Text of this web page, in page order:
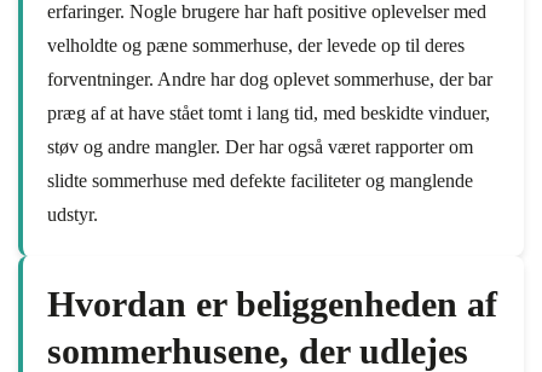
erfaringer. Nogle brugere har haft positive oplevelser med
velholdte og pæne sommerhuse, der levede op til deres
forventninger. Andre har dog oplevet sommerhuse, der bar
præg af at have stået tomt i lang tid, med beskidte vinduer,
støv og andre mangler. Der har også været rapporter om
slidte sommerhuse med defekte faciliteter og manglende
udstyr.
Hvordan er beliggenheden af
sommerhusene, der udlejes